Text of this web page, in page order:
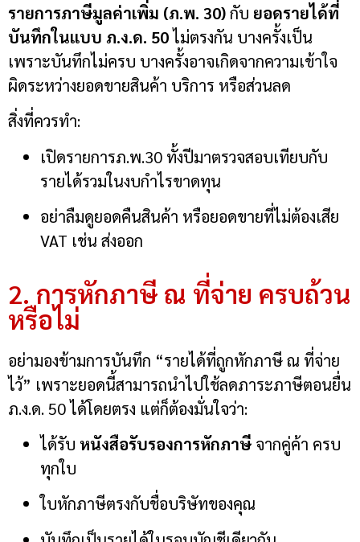
รายการภาษีมูลค่าเพิ่ม (ภ.พ. 30)กับ ยอดรายได้ที่
บันทึกในแบบ ภ.ง.ด. 50ไม่ตรงกัน บางครั้งเป็น
เพราะบันทึกไม่ครบ บางครั้งอาจเกิดจากความเข้าใจ
ผิดระหว่างยอดขายสินค้า บริการ หรือส่วนลด
สิ่งที่ควรทำ:
เปิดรายการภ.พ.30 ทั้งปีมาตรวจสอบเทียบกับ
รายได้รวมในงบกำไรขาดทุน
อย่าลืมดูยอดคืนสินค้า หรือยอดขายที่ไม่ต้องเสีย
VAT เช่น ส่งออก
2. การหักภาษี ณ ที่จ่าย ครบถ้วน
หรือไม่
อย่ามองข้ามการบันทึก “รายได้ที่ถูกหักภาษี ณ ที่จ่าย
ไว้” เพราะยอดนี้สามารถนำไปใช้ลดภาระภาษีตอนยื่น
ภ.ง.ด. 50 ได้โดยตรง แต่ก็ต้องมั่นใจว่า:
ได้รับ หนังสือรับรองการหักภาษี จากคู่ค้า ครบ
ทุกใบ
ใบหักภาษีตรงกับชื่อบริษัทของคุณ